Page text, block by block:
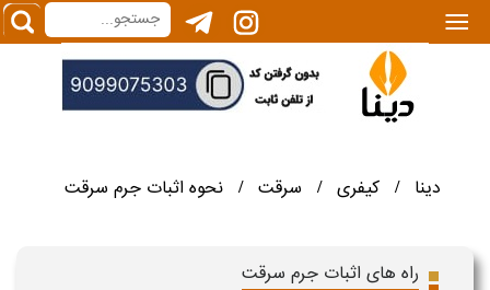
|||
دینا / کیفری / سرقت / نحوه اثبات جرم سرقت
راه های اثبات جرم سرقت